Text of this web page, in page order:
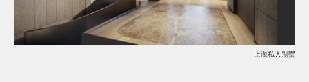
上海私人别墅